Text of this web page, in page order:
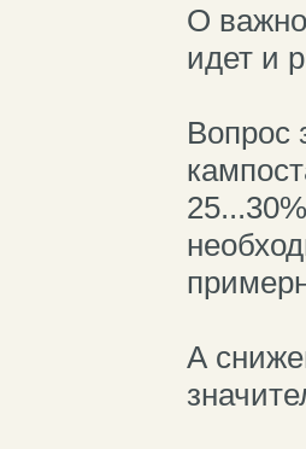
О
идет и
Вопрос
А